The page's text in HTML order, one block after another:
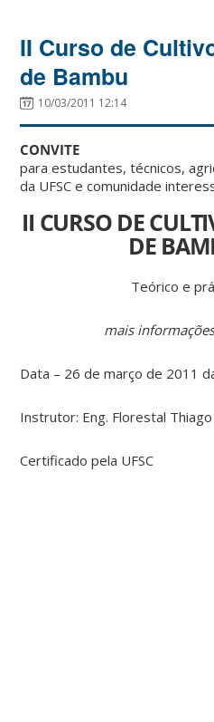
II Curso de
de Bambu
10/03/2011 12:14
CONVITE
para estudantes, técnicos,
da UFSC e comunidade
II CURSO DE
DE
Teórico e
mais
Data – 26 de março de 2011
Instrutor: Eng. Florestal
Certificado pela UFSC